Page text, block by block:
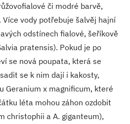
či modré barvě,
vody potřebuje šalvěj hajní
odstínech fialové, šeříkově
pratensis). Pokud je po
se nová poupata, která se
se k nim dají i kakosty,
Geranium x magnificum, které
léta mohou záhon ozdobit
christophii a A. giganteum),